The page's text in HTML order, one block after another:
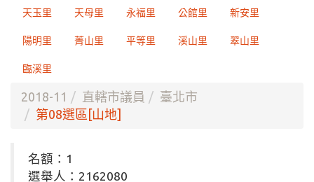
天玉里 天母里 永福里 公館里 新安里
陽明里 菁山里 平等里 溪山里 翠山里
臨溪里
2018-11 直轄市議員
臺北市
第08選區[山地]
名額：1
選舉人：2162080